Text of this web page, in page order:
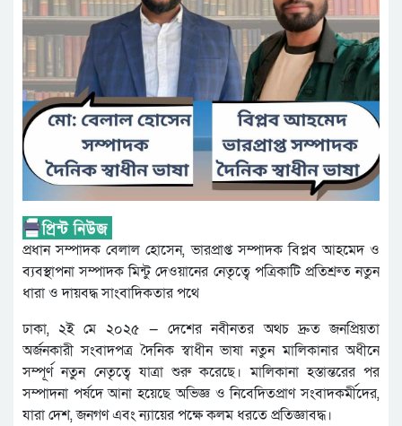
প্রধান সম্পাদক বেলাল হোসেন, ভারপ্রাপ্ত সম্পাদক বিপ্লব আহমেদ ও
ব্যবস্থাপনা সম্পাদক মিন্টু দেওয়ানের নেতৃত্বে পত্রিকাটি প্রতিশ্রুত নতুন
ধারা ও দায়বদ্ধ সাংবাদিকতার পথে
ঢাকা, ২ই মে ২০২৫ — দেশের নবীনতর অথচ দ্রুত জনপ্রিয়তা
অর্জনকারী সংবাদপত্র দৈনিক স্বাধীন ভাষা নতুন মালিকানার অধীনে
সম্পূর্ণ নতুন নেতৃত্বে যাত্রা শুরু করেছে। মালিকানা হস্তান্তরের পর
সম্পাদনা পর্ষদে আনা হয়েছে অভিজ্ঞ ও নিবেদিতপ্রাণ সংবাদকর্মীদের,
যারা দেশ, জনগণ এবং ন্যায়ের পক্ষে কলম ধরতে প্রতিজ্ঞাবদ্ধ।